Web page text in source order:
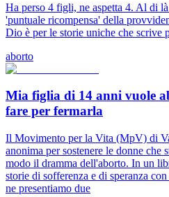
Ha perso 4 figli, ne aspetta 4. Al di
'puntuale ricompensa' della
Dio è per le storie uniche che scrive
aborto
Mia figlia di 14 anni vuole
fare per fermarla
Il Movimento per la Vita (MpV) di
anonima per sostenere le donne che
modo il dramma dell'aborto. In un
storie di sofferenza e di speranza
ne presentiamo due